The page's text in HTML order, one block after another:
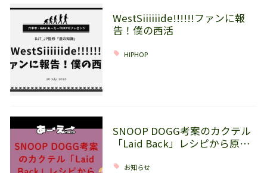
WestSiiiiiide!!!!!!ファンに報
告！僕の西活
HIPHOP
SNOOP DOGG考案のカクテル
「Laid Back」レシピから原…
お知らせ